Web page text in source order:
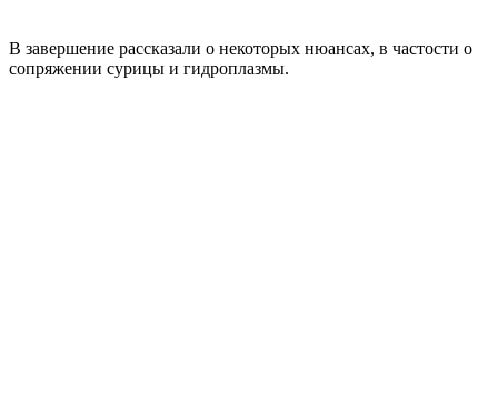
В завершение рассказали о некоторых нюансах, в частости о
сопряжении сурицы и гидроплазмы.